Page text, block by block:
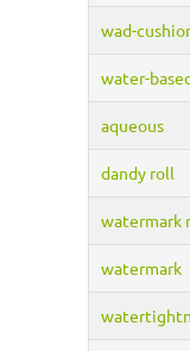
wad-
water-
aqueous
dandy roll
watermark
watermark